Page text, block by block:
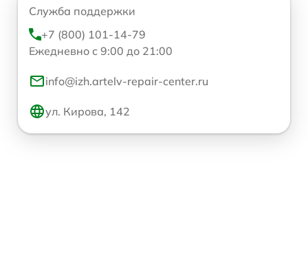
Служба поддержки
+7 (800) 101-14-79
Ежедневно с 9:00 до 21:00
info@izh.artelv-repair-center.ru
ул. Кирова, 142